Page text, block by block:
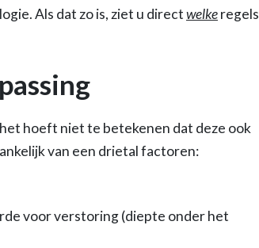
Als dat zo is, ziet u directwelkeregels
hoeft niet te betekenen dat deze ook
van een drietal factoren:
voor verstoring (diepte onder het